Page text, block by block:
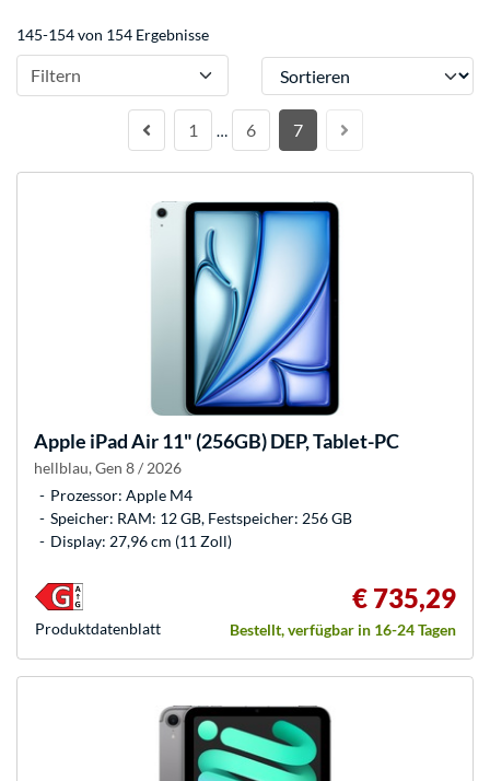
145-154 von 154 Ergebnisse
Filtern Sortieren
1 … 6 7
Apple iPad Air 11" (256GB) DEP, Tablet-PC
hellblau, Gen 8 / 2026
Prozessor: Apple M4
Speicher: RAM: 12 GB, Festspeicher: 256 GB
Display: 27,96 cm (11 Zoll)
€ 735,29
Bestellt, verfügbar in 16-24 Tagen
Produkt­datenblatt